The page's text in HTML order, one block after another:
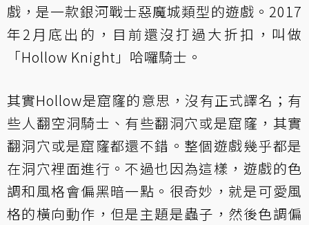
戲，是一款銀河戰士惡魔城類型的遊戲。2017
年2月底出的，目前還沒打過大折扣，叫做
「Hollow Knight」哈囉騎士。
其實Hollow是窟窿的意思，沒有正式譯名；有
些人翻空洞騎士、有些翻洞穴或是窟窿，其實
翻洞穴或是窟窿都還不錯。整個遊戲幾乎都是
在洞穴裡面進行。不過也因為這樣，遊戲的色
調和風格會偏黑暗一點。很奇妙，就是可愛風
格的橫向動作，但是主題是蟲子，然後色調偏